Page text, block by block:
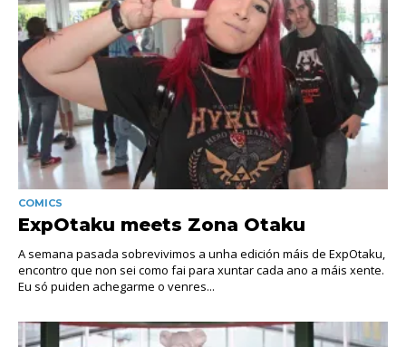
COMICS
ExpOtaku meets Zona Otaku
A semana pasada sobrevivimos a unha edición máis de ExpOtaku,
encontro que non sei como fai para xuntar cada ano a máis xente.
Eu só puiden achegarme o venres...